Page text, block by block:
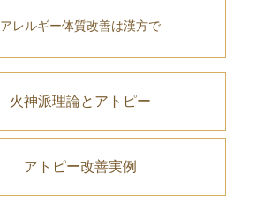
アレルギー体質改善は漢方で
火神派理論とアトピー
アトピー改善実例